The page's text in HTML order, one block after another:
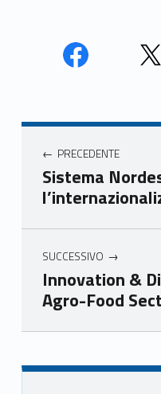
Unio
mer
e
Ven
Unio
e
Ven
Navigazione articoli
PRECEDENTE
Sistema
SUCCESSIVO
Innovation &
Agro-Food
Skip back to main navigation